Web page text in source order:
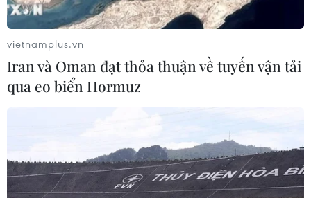
vietnamplus.vn
Iran và Oman đạt thỏa thuận về tuyến vận tải
qua eo biển Hormuz